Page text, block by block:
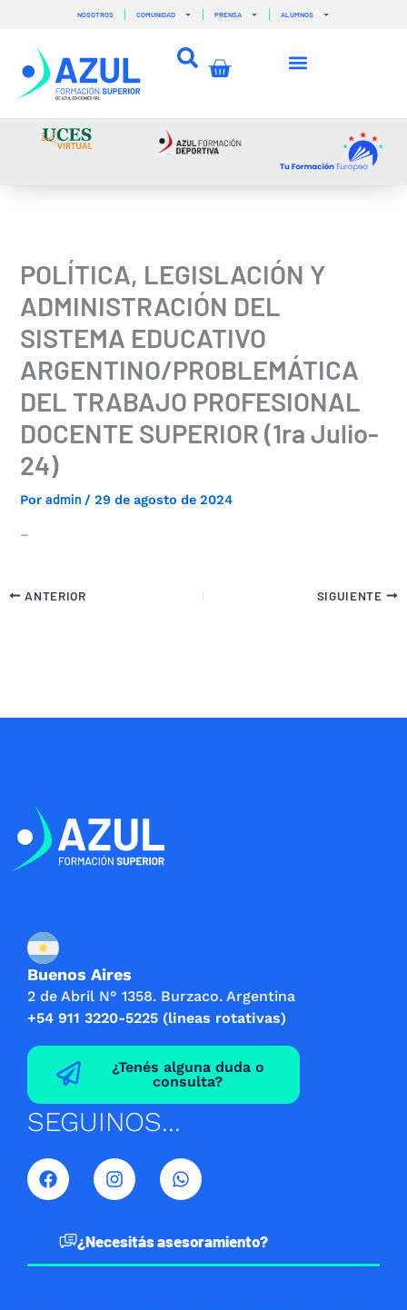
contenido
NOSOTROS COMUNIDAD PRENSA ALUMNOS
Carrito
POLÍTICA, LEGISLACIÓN Y
ADMINISTRACIÓN DEL
SISTEMA EDUCATIVO
ARGENTINO/PROBLEMÁTICA
DEL TRABAJO PROFESIONAL
DOCENTE SUPERIOR (1ra Julio-
24)
Poradmin /29 de agosto de 2024
–
ANTERIOR SIGUIENTE
Buenos Aires
2 de Abril N° 1358. Burzaco. Argentina
+54 911 3220-5225 (lineas rotativas)
¿Tenés alguna duda o
consulta?
SEGUINOS...
F
a
c
I
n
s
a
W
h
a
s
¿Necesitás asesoramiento?